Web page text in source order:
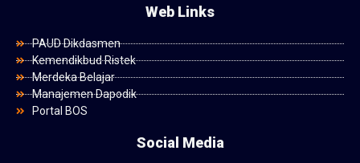
Web Links
PAUD Dikdasmen
Kemendikbud Ristek
Merdeka Belajar
Manajemen Dapodik
Portal BOS
Social Media